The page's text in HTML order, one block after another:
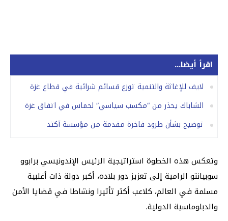
اقرأ أيضا...
لايف للإغاثة والتنمية توزع قسائم شرائية في قطاع غزة
الشاباك يحذر من “مكسب سياسي” لحماس في اتفاق غزة
توضيح بشأن طرود فاخرة مقدمة من مؤسسة آكتد
وتعكس هذه الخطوة استراتيجية الرئيس الإندونيسي برابوو
سوبيانتو الرامية إلى تعزيز دور بلاده، أكبر دولة ذات أغلبية
مسلمة في العالم، كلاعب أكثر تأثيرا ونشاطا في قضايا الأمن
والدبلوماسية الدولية.